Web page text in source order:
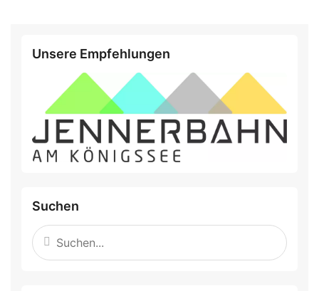
Unsere Empfehlungen
Suchen